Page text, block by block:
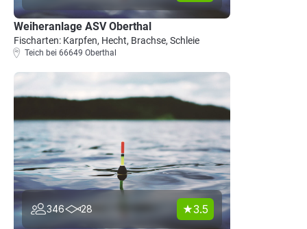
Weiheranlage ASV Oberthal
Fischarten: Karpfen, Hecht, Brachse, Schleie
Teich bei 66649 Oberthal
346 28 3.5